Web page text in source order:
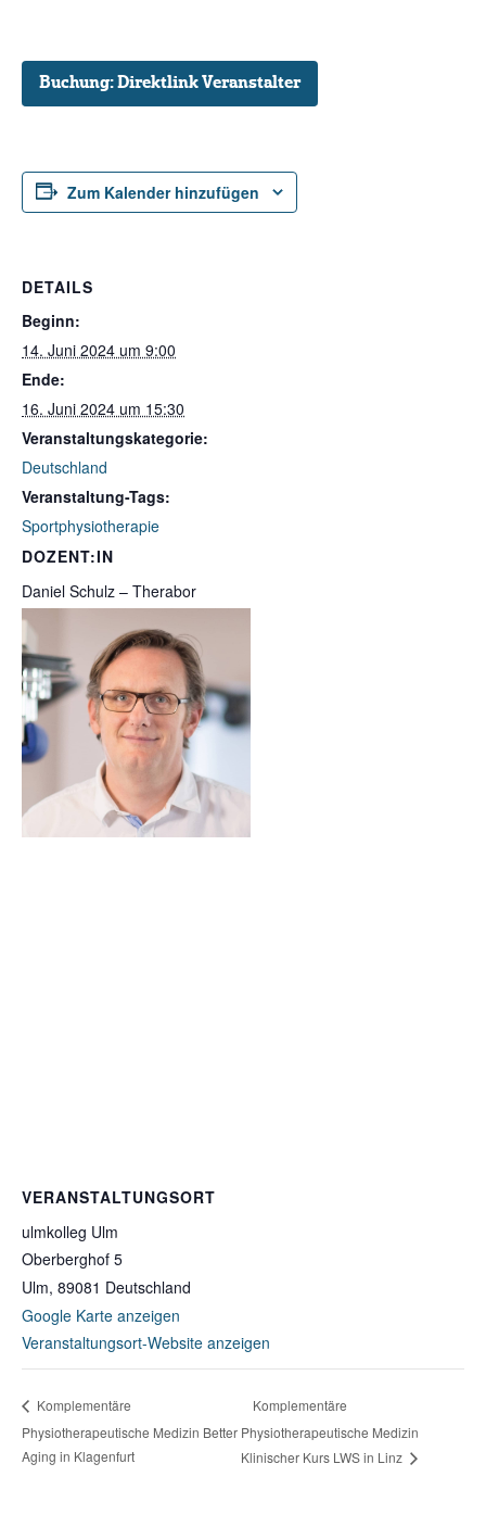
Buchung: Direktlink Veranstalter
Zum Kalender hinzufügen
DETAILS
Beginn:
14. Juni 2024 um 9:00
Ende:
16. Juni 2024 um 15:30
Veranstaltungskategorie:
Deutschland
Veranstaltung-Tags:
Sportphysiotherapie
DOZENT:IN
Daniel Schulz – Therabor
VERANSTALTUNGSORT
ulmkolleg Ulm
Oberberghof 5
Ulm, 89081 Deutschland
Google Karte anzeigen
Veranstaltungsort-Website anzeigen
Komplementäre
Physiotherapeutische Medizin Better
Aging in Klagenfurt
Komplementäre
Physiotherapeutische Medizin
Klinischer Kurs LWS in Linz